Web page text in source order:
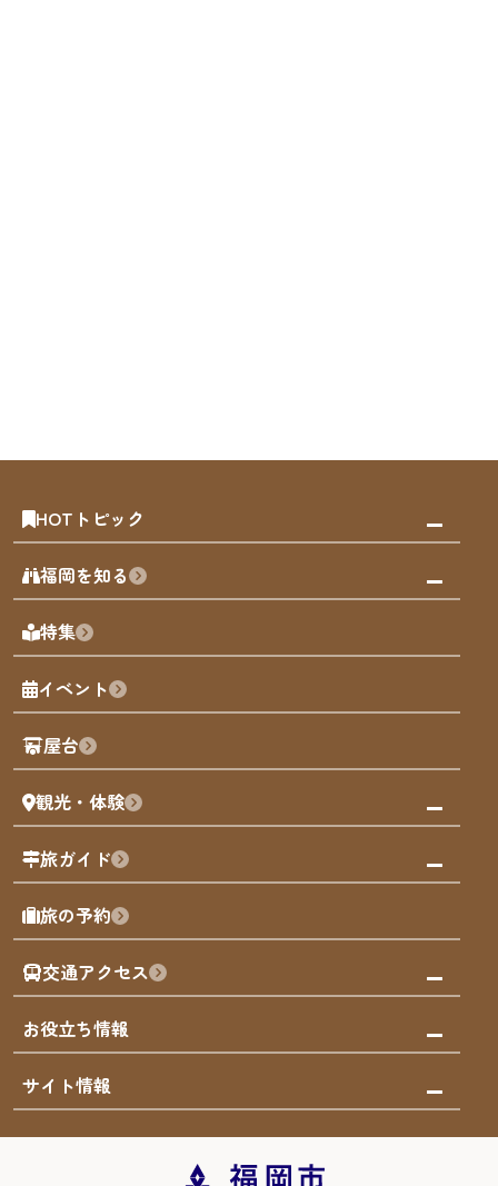
HOTトピック
みんなの旅行記
天神エリア
博多旧市街
福岡城
歴史・文化
福岡を知る
福岡の見どころ
福岡の魅力
観光カレンダー
観光PR動画
まち歩き
福岡グルメ
福岡を楽しむ
福岡のアート
福岡のナイトタイム
福岡の歴史・文化
サステナブルツーリズム
福岡検定
よかなび音声ガイド
特集
イベント
屋台
観光・体験
観る・遊ぶ
屋台
買う
体験
泊まる
旅ガイド
モデルコース
AIおまかせコース
オリジナルプラン
みんなの旅行記
旅の予約
交通アクセス
市内交通ガイド
お得なチケット
お役立ち情報
お知らせ
災害情報
サイト情報
まち歩き・体験プログラム掲載申込